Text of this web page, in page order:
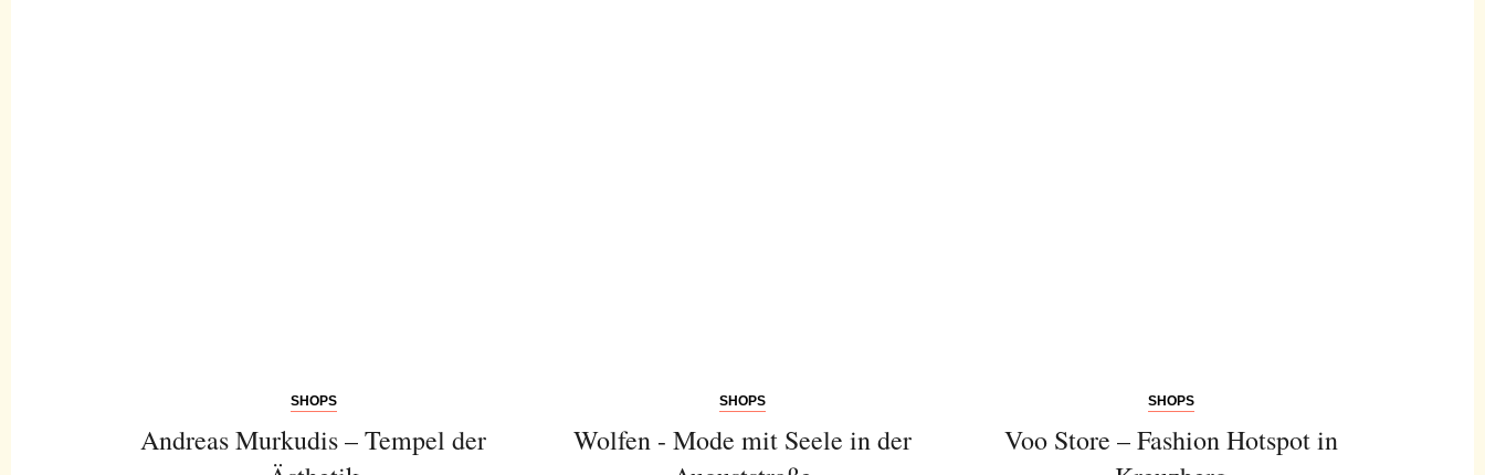
SHOPS
Andreas Murkudis – Tempel der
SHOPS
Wolfen - Mode mit Seele in der
SHOPS
Voo Store – Fashion Hotspot in
einzigartige Reisen.